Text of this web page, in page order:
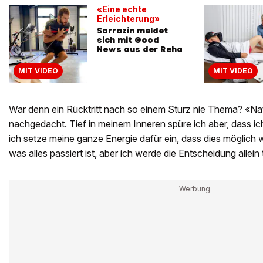
MIT VIDEO
«Eine echte
Erleichterung»
Sarrazin meldet
sich mit Good
News aus der Reha
MIT VIDEO
War denn ein Rücktritt nach so einem Sturz nie Thema?
nachgedacht. Tief in meinem Inneren spüre ich aber, dass
ich setze meine ganze Energie dafür ein, dass dies möglich
was alles passiert ist, aber ich werde die Entscheidung